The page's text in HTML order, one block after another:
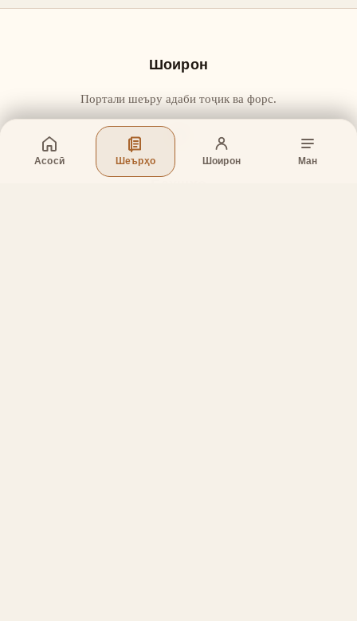
Асосӣ Шеърҳо Шоирон Ман
Шоирон
Портали шеъру адаби тоҷик ва форс.